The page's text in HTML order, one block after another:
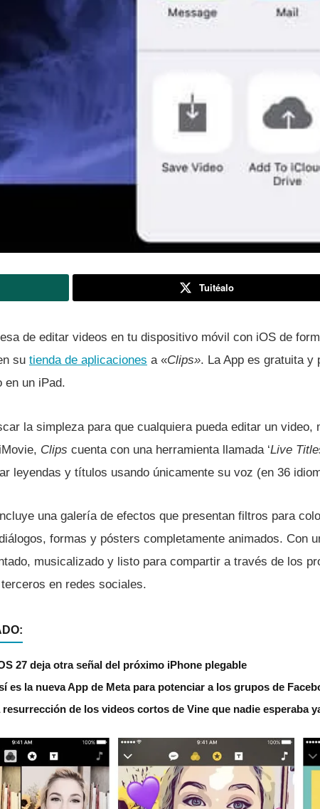
Tuitéalo
de editar videos en tu dispositivo móvil con iOS de
su tienda de aplicaciones a «Clips». La App es gratuita y
en un iPad.
la simpleza para que cualquiera pueda editar un video,
Clips cuenta con una herramienta llamada ‘Live
leyendas y tí­tulos usando únicamente su voz (en 36
una galerí­a de efectos que presentan filtros para
formas y pósters completamente animados. Con
musicalizado y listo para compartir a través de los
en redes sociales.
27 deja otra señal del próximo iPhone plegable
es la nueva App de Meta para potenciar a los grupos de
resurrección de los videos cortos de Vine que nadie esperaba